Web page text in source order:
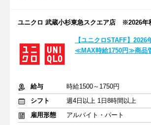
ユニクロ 武蔵小杉東急スクエア店 ※2026年
【ユニクロSTAFF】
≪MAX時給1750円≫商品
給与
時給1500～1750円
シフト
週4日以上 1日8時間以上
雇用形態
アルバイト・パート